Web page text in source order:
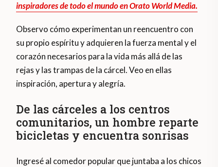
inspiradores de todo el mundo en Orato World Media.
Observo cómo experimentan un reencuentro con
su propio espíritu y adquieren la fuerza mental y el
corazón necesarios para la vida más allá de las
rejas y las trampas de la cárcel. Veo en ellas
inspiración, apertura y alegría.
De las cárceles a los centros
comunitarios, un hombre reparte
bicicletas y encuentra sonrisas
Ingresé al comedor popular que juntaba a los chicos